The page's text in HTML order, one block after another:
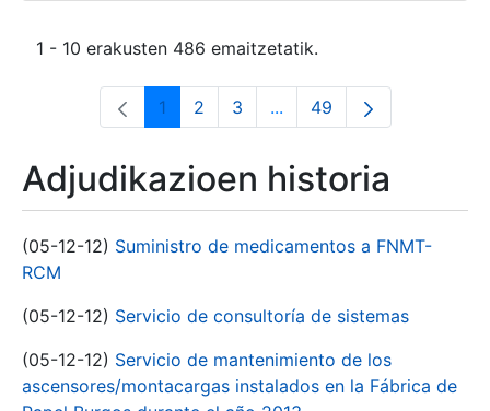
1 - 10 erakusten 486 emaitzetatik.
Orrialdea
1 Orrialdea
2 Orrialdea
3 ...Intermediate Pages Use
Orrialdea
49
Adjudikazioen historia
(05-12-12) Suministro de medicamentos a FNMT-
RCM
(05-12-12) Servicio de consultoría de sistemas
(05-12-12) Servicio de mantenimiento de los
ascensores/montacargas instalados en la Fábrica de